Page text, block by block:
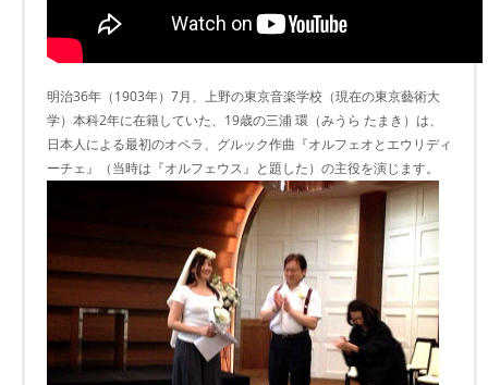
明治36年（1903年）7月、上野の東京音楽学校（現在の東京藝術大
学）本科2年に在籍していた、19歳の三浦 環（みうら たまき）は、
日本人による最初のオペラ、グルック作曲『オルフェオとエウリディ
ーチェ』（当時は『オルフェウス』と題した）の主役を演じます。